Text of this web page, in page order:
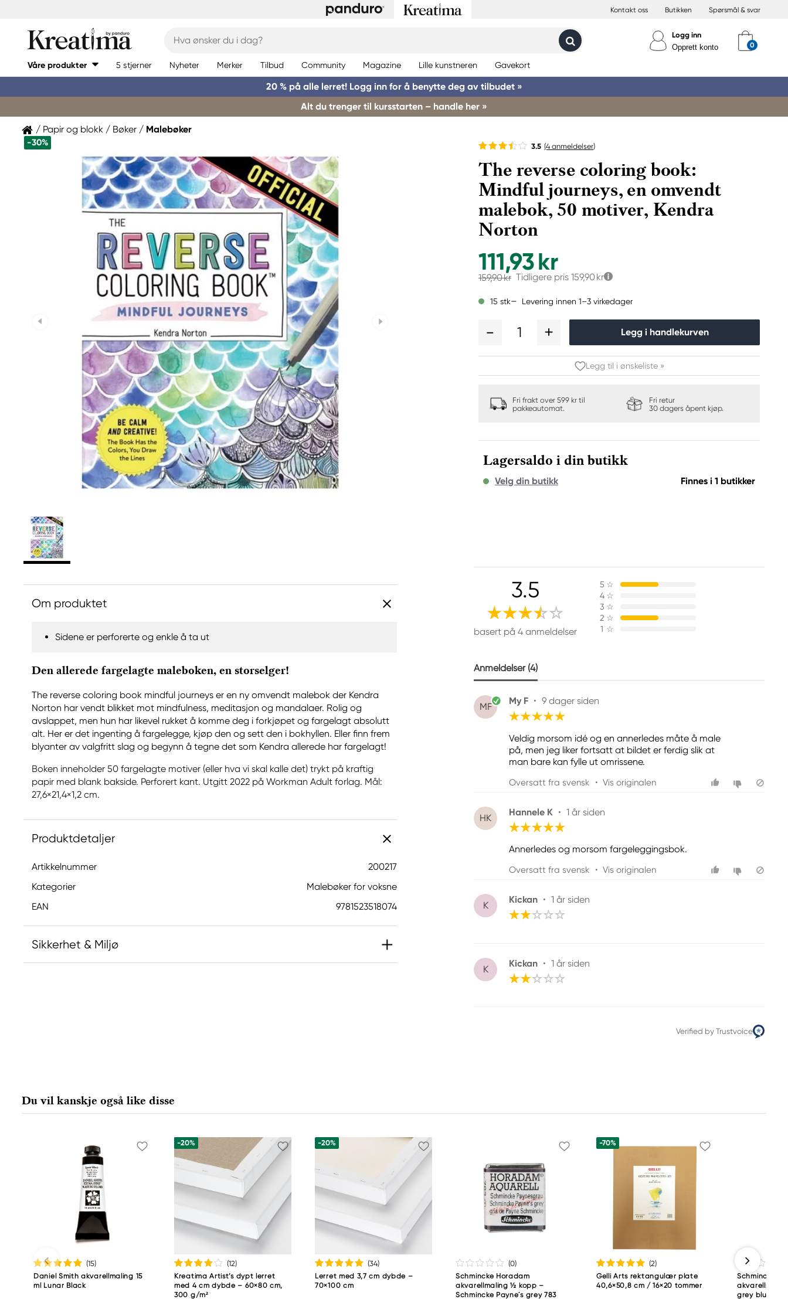
Kontakt oss Butikken Spørsmål & svar
Logg inn
Opprett konto
Våre produkter 5 stjerner Nyheter Merker Tilbud Community Magazine Lille kunstneren Gavekort
20 % på alle lerret! Logg inn for å benytte deg av tilbudet »
Alt du trenger til kursstarten – handle her »
Papir og blokk Bøker Malebøker
-30% 3.5 (4 anmeldelser)
The reverse coloring book:
Mindful journeys, en omvendt
malebok, 50 motiver, Kendra
Norton
111,93 kr
159,90 kr Tidligere pris 159,90 kr
15 stk Levering innen 1–3 virkedager
1 Legg i handlekurven
Legg til i ønskeliste »
Fri frakt over 599 kr til
pakkeautomat.
Fri retur
30 dagers åpent kjøp.
Lagersaldo i din butikk
Velg din butikk Finnes i 1 butikker
Om produktet
Sidene er perforerte og enkle å ta ut
Den allerede fargelagte maleboken, en storselger!
The reverse coloring book mindful journeys er en ny omvendt malebok der Kendra
Norton har vendt blikket mot mindfulness, meditasjon og mandalaer. Rolig og
avslappet, men hun har likevel rukket å komme deg i forkjøpet og fargelagt absolutt
alt. Her er det ingenting å fargelegge, kjøp den og sett den i bokhyllen. Eller finn frem
blyanter av valgfritt slag og begynn å tegne det som Kendra allerede har fargelagt!
Boken inneholder 50 fargelagte motiver (eller hva vi skal kalle det) trykt på kraftig
papir med blank bakside. Perforert kant. Utgitt 2022 på Workman Adult forlag. Mål:
27,6×21,4×1,2 cm.
Produktdetaljer
Artikkelnummer
200217
Kategorier
Malebøker for voksne
EAN
9781523518074
Sikkerhet & Miljø
3.5
basert på 4 anmeldelser
5 ☆
4 ☆
3 ☆
2 ☆
1 ☆
Anmeldelser (4)
MF
My F • 9 dager siden
Veldig morsom idé og en annerledes måte å male
på, men jeg liker fortsatt at bildet er ferdig slik at
man bare kan fylle ut omrissene.
Oversatt fra svensk • Vis originalen
HK
Hannele K • 1 år siden
Annerledes og morsom fargeleggingsbok.
Oversatt fra svensk • Vis originalen
K
Kickan • 1 år siden
K
Kickan • 1 år siden
Verified by Trustvoice
Du vil kanskje også like disse
(15)
Daniel Smith akvarellmaling 15
ml Lunar Black
-20%
(12)
Kreatima Artist’s dypt lerret
med 4 cm dybde – 60×80 cm,
300 g/m²
-20%
(34)
Lerret med 3,7 cm dybde –
70×100 cm
(0)
Schmincke Horadam
akvarellmaling ½ kopp –
Schmincke Payne´s grey 783
-70%
(2)
Gelli Arts rektangulær plate
40,6×50,8 cm / 16×20 tommer
Schmincke
grey bluish